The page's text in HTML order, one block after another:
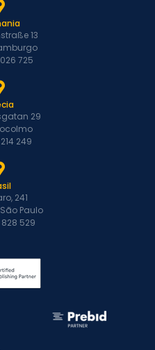
13
725
29
249
241
Paulo
529